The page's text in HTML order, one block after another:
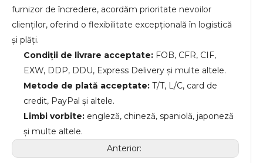
furnizor de încredere, acordăm prioritate nevoilor
clienților, oferind o flexibilitate excepțională în logistică
și plăți.
Condiții de livrare acceptate: FOB, CFR, CIF,
EXW, DDP, DDU, Express Delivery și multe altele.
Metode de plată acceptate: T/T, L/C, card de
credit, PayPal și altele.
Limbi vorbite: engleză, chineză, spaniolă, japoneză
și multe altele.
Anterior: